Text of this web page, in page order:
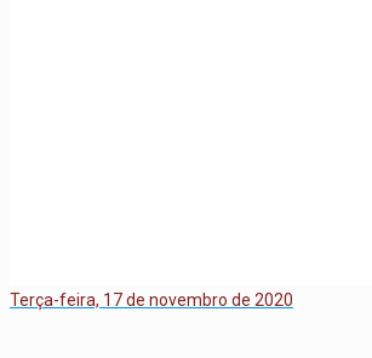
Terça-feira, 17 de novembro de 2020